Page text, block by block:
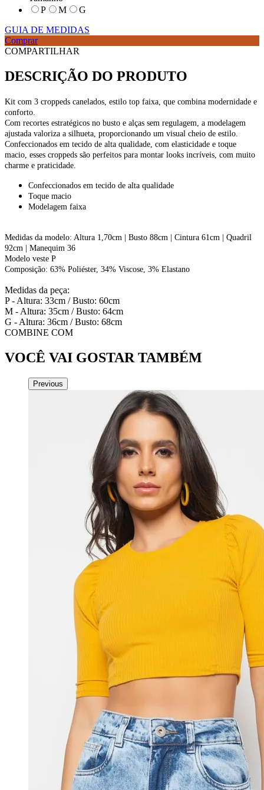
P
M
G
GUIA DE MEDIDAS
Comprar
COMPARTILHAR
DESCRIÇÃO DO PRODUTO
Kit com 3 croppeds canelados, estilo top faixa, que combina modernidade e
conforto.
Com recortes estratégicos no busto e alças sem regulagem, a modelagem
ajustada valoriza a silhueta, proporcionando um visual cheio de estilo.
Confeccionados em tecido de alta qualidade, com elasticidade e toque
macio, esses croppeds são perfeitos para montar looks incríveis, com muito
charme e praticidade.
Confeccionados em tecido de alta qualidade
Toque macio
Modelagem faixa
Medidas da modelo: Altura 1,70cm | Busto 88cm | Cintura 61cm | Quadril
92cm | Manequim 36
Modelo veste P
Composição: 63% Poliéster, 34% Viscose, 3% Elastano
Medidas da peça:
P - Altura: 33cm / Busto: 60cm
M - Altura: 35cm / Busto: 64cm
G - Altura: 36cm / Busto: 68cm
COMBINE COM
VOCÊ VAI GOSTAR TAMBÉM
Previous